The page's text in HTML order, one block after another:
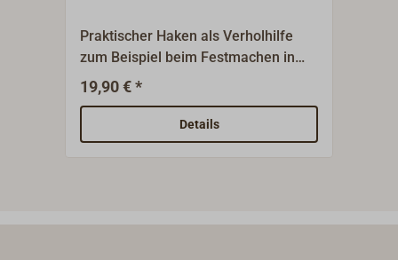
Praktischer Haken als Verholhilfe
zum Beispiel beim Festmachen in
Schleusen, an Dalben, an Pollern
oder um das Schiff an rutschigen
Treppen und Ringen zu
halten.Kräftiges V4A Edelstahl-
19,90 € *
Details